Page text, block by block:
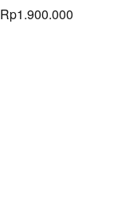
Rp1.900.000